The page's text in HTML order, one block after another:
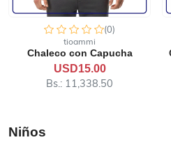
(0)
tioammi
Chaleco con Capucha
USD15.00
Bs.: 11,338.50
Niños